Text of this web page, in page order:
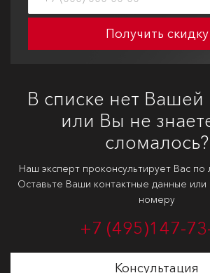
Получить скидку
В списке нет
или Вы не
сломалось?
Наш эксперт проконсультирует Вас
Оставьте Ваши контактные данные
номеру
+7 (495)147-
Консультация